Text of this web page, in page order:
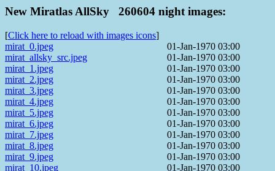
New Miratlas AllSky 260604 night images:
[Click here to reload with images icons]
mirat_0.jpeg
01-Jan-1970 03:00
mirat_allsky_src.jpeg
01-Jan-1970 03:00
mirat_1.jpeg
01-Jan-1970 03:00
mirat_2.jpeg
01-Jan-1970 03:00
mirat_3.jpeg
01-Jan-1970 03:00
mirat_4.jpeg
01-Jan-1970 03:00
mirat_5.jpeg
01-Jan-1970 03:00
mirat_6.jpeg
01-Jan-1970 03:00
mirat_7.jpeg
01-Jan-1970 03:00
mirat_8.jpeg
01-Jan-1970 03:00
mirat_9.jpeg
01-Jan-1970 03:00
mirat_10.jpeg
01-Jan-1970 03:00